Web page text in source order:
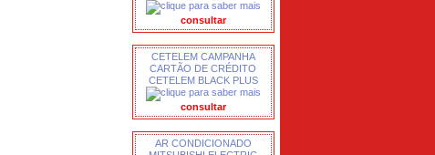
consultar
CETELEM CAMPANHA
CARTÃO DE CRÉDITO
CETELEM BLACK PLUS
consultar
AR CONDICIONADO